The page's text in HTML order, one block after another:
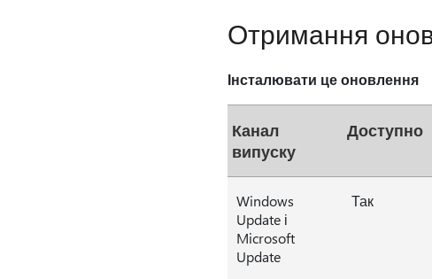
Отримання
Інсталювати це оновлення
Канал
випуску
Доступно
Windows
Update і
Microsoft
Update
Так